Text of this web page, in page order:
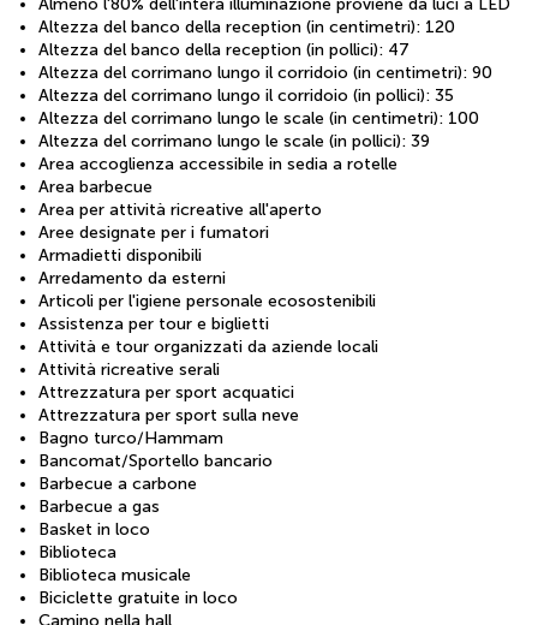
Altezza del banco della reception (in centimetri): 120
Altezza del banco della reception (in pollici): 47
Altezza del corrimano lungo il corridoio (in centimetri): 90
Altezza del corrimano lungo il corridoio (in pollici): 35
Altezza del corrimano lungo le scale (in centimetri): 100
Altezza del corrimano lungo le scale (in pollici): 39
Area accoglienza accessibile in sedia a rotelle
Area barbecue
Area per attività ricreative all'aperto
Aree designate per i fumatori
Armadietti disponibili
Arredamento da esterni
Articoli per l'igiene personale ecosostenibili
Assistenza per tour e biglietti
Attività e tour organizzati da aziende locali
Attività ricreative serali
Attrezzatura per sport acquatici
Attrezzatura per sport sulla neve
Bagno turco/Hammam
Bancomat/Sportello bancario
Barbecue a carbone
Barbecue a gas
Basket in loco
Biblioteca
Biblioteca musicale
Biciclette gratuite in loco
Camino nella hall